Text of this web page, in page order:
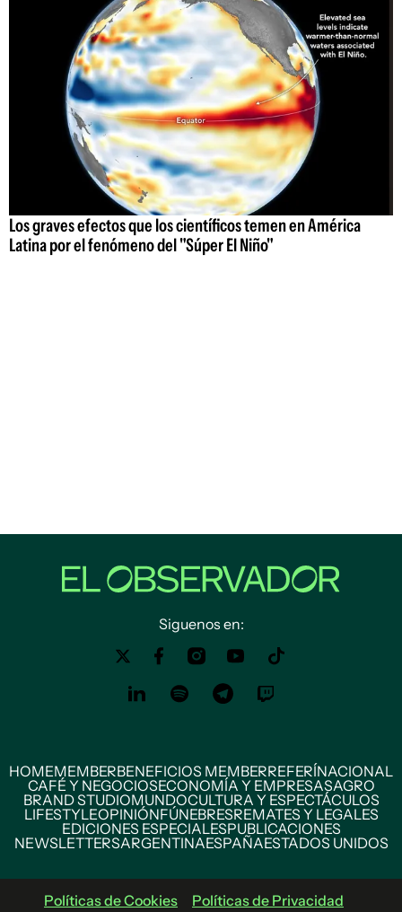
Los graves efectos que los científicos temen en América
Latina por el fenómeno del "Súper El Niño"
Siguenos en:
HOMEMEMBERBENEFICIOS MEMBERREFERÍNACIONAL
CAFÉ Y NEGOCIOSECONOMÍA Y EMPRESASAGRO
BRAND STUDIOMUNDOCULTURA Y ESPECTÁCULOS
LIFESTYLEOPINIÓNFÚNEBRESREMATES Y LEGALES
EDICIONES ESPECIALESPUBLICACIONES
NEWSLETTERSARGENTINAESPAÑAESTADOS UNIDOS
Políticas de Cookies Políticas de Privacidad